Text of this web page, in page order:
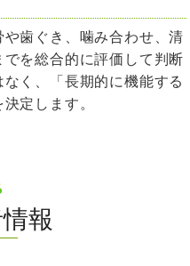
歯ぐき、噛み合わせ、清
を総合的に評価して判断
く、「長期的に機能する
定します。
報